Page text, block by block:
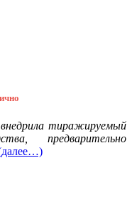
тиражируемый
предварительно